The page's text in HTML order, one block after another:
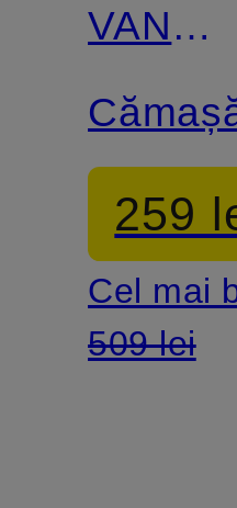
VAN
DEN
Cămașă
259
Cel mai
509 lei